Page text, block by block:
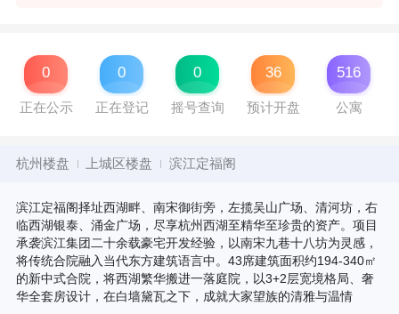
0
正在公示
0
正在登记
0
摇号查询
36
预计开盘
516
公寓
杭州楼盘 上城区楼盘 滨江定福阁
滨江定福阁择址西湖畔、南宋御街旁，左揽吴山广场、清河坊，右
临西湖银泰、涌金广场，尽享杭州西湖至精华至珍贵的资产。项目
承袭滨江集团二十余载豪宅开发经验，以南宋九巷十八坊为灵感，
将传统合院融入当代东方建筑语言中。43席建筑面积约194-340㎡
的新中式合院，将西湖繁华搬进一落庭院，以3+2层宽境格局、奢
华全套房设计，在白墙黛瓦之下，成就大家望族的清雅与温情